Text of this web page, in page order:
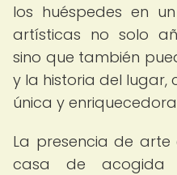
los huéspedes en
artísticas no solo
sino que también
y la historia del
única y
La presencia de
casa de acogida